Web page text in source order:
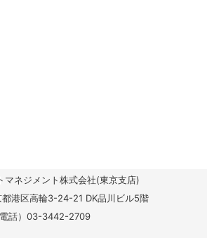
マネジメント株式会社(東京支店)
港区高輪3-24-21 DK品川ビル5階
電話）03-3442-2709